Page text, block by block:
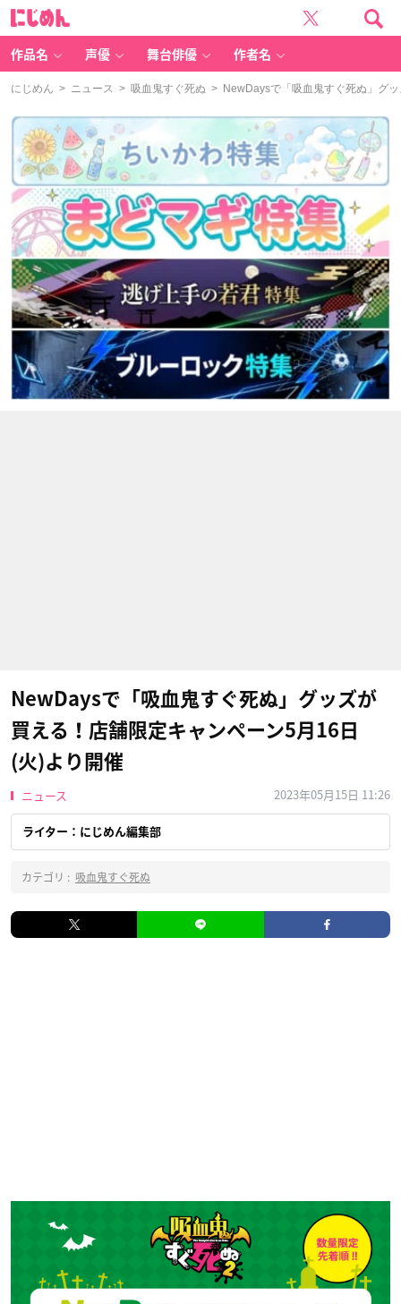
作品名 声優 舞台俳優 作者名
にじめん > ニュース > 吸血鬼すぐ死ぬ > NewDaysで「吸血鬼すぐ死ぬ」グ
NewDaysで「吸血鬼すぐ死ぬ」グッズが
買える！店舗限定キャンペーン5月16日
(火)より開催
ニュース 2023年05月15日 11:26
ライター：にじめん編集部
カテゴリ : 吸血鬼すぐ死ぬ